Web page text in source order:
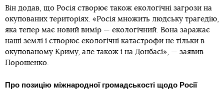
Він додав, що Росія створює також екологічні загрози на
окупованих територіях. «Росія множить людську трагедію,
яка тепер має новий вимір — екологічний. Вона заражає
наші землі і створює екологічні катастрофи не тільки в
окупованому Криму, але також і на Донбасі», — заявив
Порошенко.
Про позицію міжнародної громадськості щодо Росії